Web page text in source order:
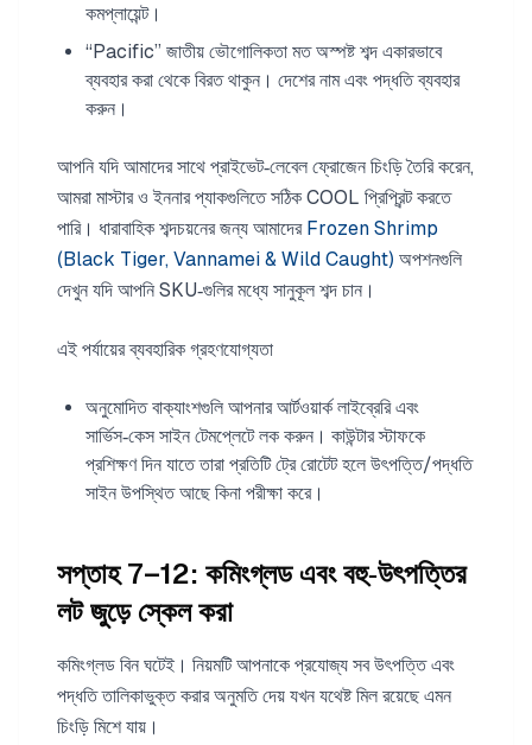
কমপ্লায়েন্ট।
“Pacific” জাতীয় ভৌগোলিকতা মত অস্পষ্ট শব্দ একারভাবে
ব্যবহার করা থেকে বিরত থাকুন। দেশের নাম এবং পদ্ধতি ব্যবহার
করুন।
আপনি যদি আমাদের সাথে প্রাইভেট‑লেবেল ফ্রোজেন চিংড়ি তৈরি করেন,
আমরা মাস্টার ও ইননার প্যাকগুলিতে সঠিক COOL প্রিপ্রিন্ট করতে
পারি। ধারাবাহিক শব্দচয়নের জন্য আমাদের Frozen Shrimp
(Black Tiger, Vannamei & Wild Caught) অপশনগুলি
দেখুন যদি আপনি SKU‑গুলির মধ্যে সানুকূল শব্দ চান।
এই পর্যায়ের ব্যবহারিক গ্রহণযোগ্যতা
অনুমোদিত বাক্যাংশগুলি আপনার আর্টওয়ার্ক লাইব্রেরি এবং
সার্ভিস‑কেস সাইন টেমপ্লেটে লক করুন। কাউন্টার স্টাফকে
প্রশিক্ষণ দিন যাতে তারা প্রতিটি ট্রে রোটেট হলে উৎপত্তি/পদ্ধতি
সাইন উপস্থিত আছে কিনা পরীক্ষা করে।
সপ্তাহ 7–12: কমিংগ্লড এবং বহু‑উৎপত্তির
লট জুড়ে স্কেল করা
কমিংগ্লড বিন ঘটেই। নিয়মটি আপনাকে প্রযোজ্য সব উৎপত্তি এবং
পদ্ধতি তালিকাভুক্ত করার অনুমতি দেয় যখন যথেষ্ট মিল রয়েছে এমন
চিংড়ি মিশে যায়।